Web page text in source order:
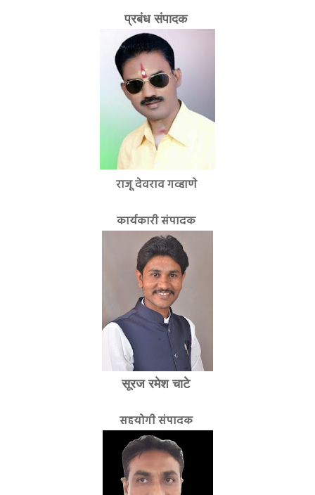
प्रबंध संपादक
राजू देवराव गव्हाणे
कार्यकारी संपादक
सूरज रमेश चाटे
सहयोगी संपादक